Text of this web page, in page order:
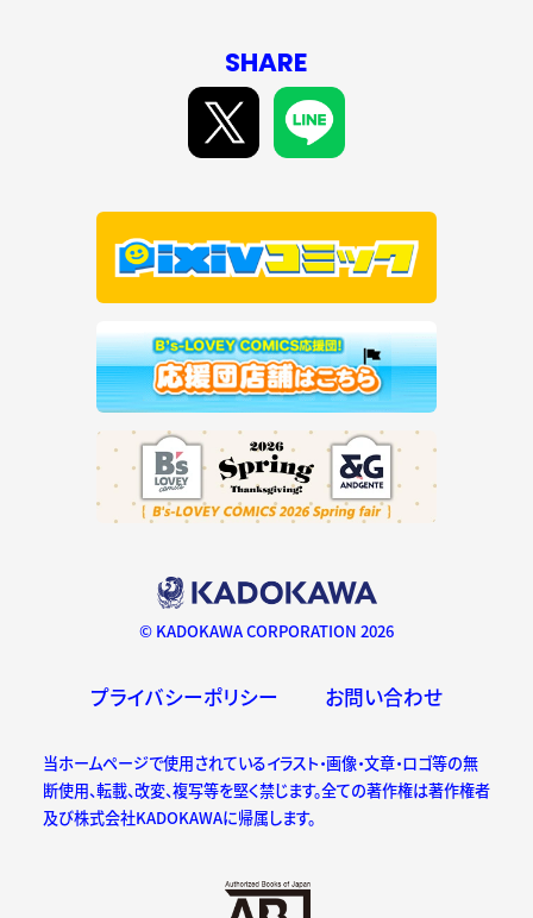
SHARE
© KADOKAWA CORPORATION 2026
プライバシーポリシー お問い合わせ
当ホームページで使用されているイラスト・画像・文章・ロゴ等の無
断使用、転載、改変、複写等を堅く禁じます。全ての著作権は著作権者
及び株式会社KADOKAWAに帰属します。